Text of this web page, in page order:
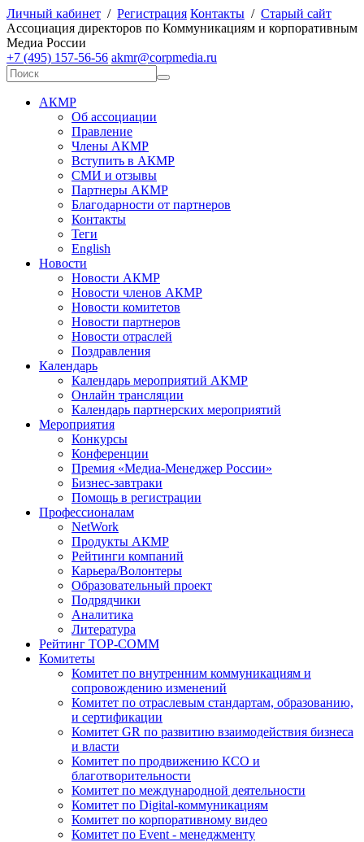
Личный кабинет / Регистрация Контакты / Старый сайт
Ассоциация директоров по Коммуникациям и корпоративным
Медиа России
+7 (495) 157-56-56 akmr@corpmedia.ru
АКМР
Об ассоциации
Правление
Члены АКМР
Вступить в АКМР
СМИ и отзывы
Партнеры АКМР
Благодарности от партнеров
Контакты
Теги
English
Новости
Новости АКМР
Новости членов АКМР
Новости комитетов
Новости партнеров
Новости отраслей
Поздравления
Календарь
Календарь мероприятий АКМР
Онлайн трансляции
Календарь партнерских мероприятий
Мероприятия
Конкурсы
Конференции
Премия «Медиа-Менеджер России»
Бизнес-завтраки
Помощь в регистрации
Профессионалам
NetWork
Продукты АКМР
Рейтинги компаний
Карьера/Волонтеры
Образовательный проект
Подрядчики
Аналитика
Литература
Рейтинг TOP-COMM
Комитеты
Комитет по внутренним коммуникациям и
сопровождению изменений
Комитет по отраслевым стандартам, образованию,
и сертификации
Комитет GR по развитию взаимодействия бизнеса
и власти
Комитет по продвижению КСО и
благотворительности
Комитет по международной деятельности
Комитет по Digital-коммуникациям
Комитет по корпоративному видео
Комитет по Event - менеджменту